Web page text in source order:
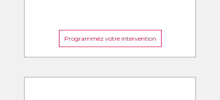
Programmez votre intervention